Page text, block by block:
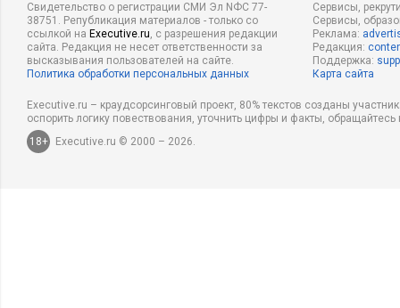
Свидетельство о регистрации СМИ Эл NФС 77-
38751. Републикация материалов - только со
ссылкой на Executive.ru, с разрешения редакции
сайта. Редакция не несет ответственности за
высказывания пользователей на сайте.
Политика обработки персональных данных
Сервисы,
Сервисы,
Реклама:
Редакция:
Поддержка:
Карта сайта
Executive.ru – краудсорсинговый проект, 80% текстов созданы
оспорить логику повествования, уточнить цифры и факты,
18+
Executive.ru © 2000 – 2026.